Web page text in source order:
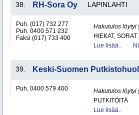
38. RH-Sora Oy LAPINLAHTI
Puh. (017) 732 277
Puh. 0400 571 232
Faksi (017) 733 400
Hakutulos löytyi
HIEKAT,
Lue lisää..
39. Keski-Suomen
Puh. 0400 579 400
Hakutulos löytyi
PUTKITÖITÄ
Lue lisää..